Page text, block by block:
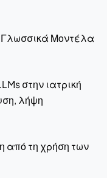
Μοντέλα
στην ιατρική
λήψη
από τη χρήση των